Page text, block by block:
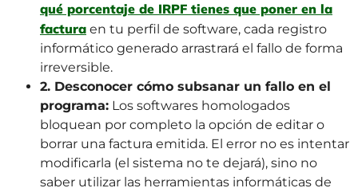
qué porcentaje de IRPF tienes que poner en la
factura en tu perfil de software, cada registro
informático generado arrastrará el fallo de forma
irreversible.
2. Desconocer cómo subsanar un fallo en el
programa: Los softwares homologados
bloquean por completo la opción de editar o
borrar una factura emitida. El error no es intentar
modificarla (el sistema no te dejará), sino no
saber utilizar las herramientas informáticas de